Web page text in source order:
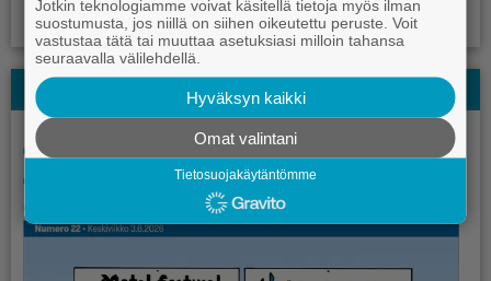
Kauhajoki-lehden Kesälehti
Jotkin teknologiamme voivat käsitellä tietoja myös ilman
suostumusta, jos niillä on siihen oikeutettu peruste. Voit
vastustaa tätä tai muuttaa asetuksiasi milloin tahansa
seuraavalla välilehdellä.
Hyväksyn kaikki
Omat valintani
Tietosuojakäytäntömme